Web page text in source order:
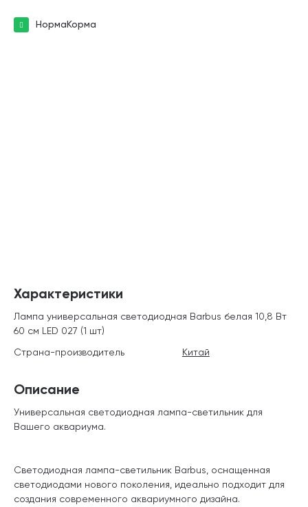
НормаКорма
Описание
Универсальная светодиодная лампа-светильник для
Вашего аквариума.
Светодиодная лампа-светильник Barbus, оснащенная
светодиодами нового поколения, идеально подходит для
создания современного аквариумного дизайна.
Характеристики
Лампа универсальная светодиодная Barbus белая 10,8 Вт
60 см LED 027 (1 шт)
Страна-производитель
Китай